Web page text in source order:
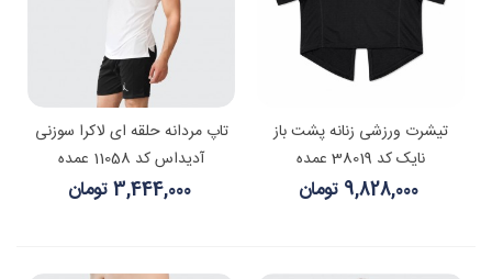
تیشرت ورزشی زنانه پشت باز
نایک کد 38019 عمده
9,828,000 تومان
تاپ مردانه حلقه ای لاکرا سوزنی
آدیداس کد 11058 عمده
3,444,000 تومان